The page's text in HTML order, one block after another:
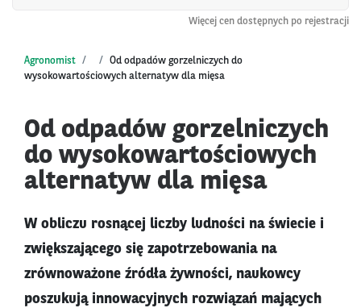
Więcej cen dostępnych po rejestracji
Agronomist
Od odpadów gorzelniczych do
wysokowartościowych alternatyw dla mięsa
Od odpadów gorzelniczych
do wysokowartościowych
alternatyw dla mięsa
W obliczu rosnącej liczby ludności na świecie i
zwiększającego się zapotrzebowania na
zrównoważone źródła żywności, naukowcy
poszukują innowacyjnych rozwiązań mających